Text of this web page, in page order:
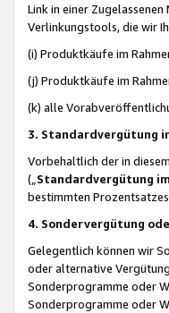
Link in einer
Verlinkungstools, die wir
(i) Produktkäufe im
(j) Produktkäufe im
(k) alle
3. Standardvergütung
Vorbehaltlich der in
(„ Standardvergütung
bestimmten
4. Sondervergütung
Gelegentlich können wir
oder alternative Vergütung
Sonderprogramme oder
Sonderprogramme oder